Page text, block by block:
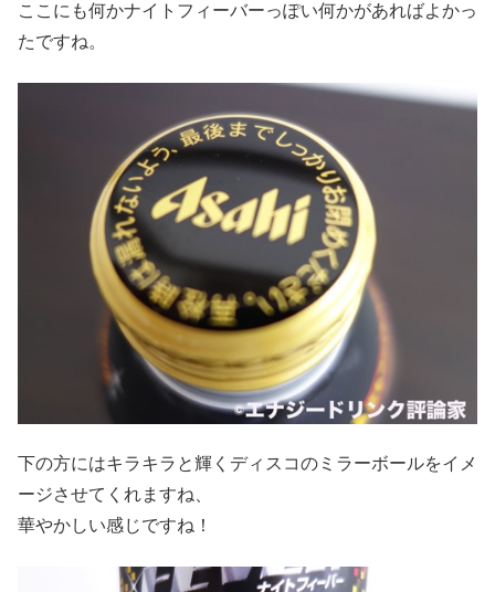
ここにも何かナイトフィーバーっぽい何かがあればよかっ
たですね。
下の方にはキラキラと輝くディスコのミラーボールをイメ
ージさせてくれますね、
華やかしい感じですね！